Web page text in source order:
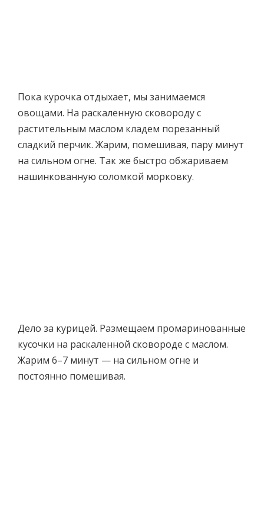
Пока курочка отдыхает, мы занимаемся
овощами. На раскаленную сковороду с
растительным маслом кладем порезанный
сладкий перчик. Жарим, помешивая, пару минут
на сильном огне. Так же быстро обжариваем
нашинкованную соломкой морковку.
Дело за курицей. Размещаем промаринованные
кусочки на раскаленной сковороде с маслом.
Жарим 6–7 минут — на сильном огне и
постоянно помешивая.